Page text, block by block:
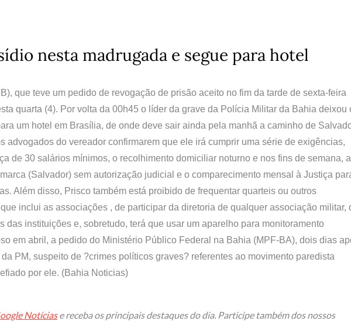
nesta madrugada e segue para hotel
que teve um pedido de revogação de prisão aceito no fim da tarde de sexta-feira
quarta (4). Por volta da 00h45 o líder da grave da Polícia Militar da Bahia deixou
um hotel em Brasília, de onde deve sair ainda pela manhã a caminho de
advogados do vereador confirmarem que ele irá cumprir uma série de exigências,
de 30 salários mínimos, o recolhimento domiciliar noturno e nos fins de semana, a
(Salvador) sem autorização judicial e o comparecimento mensal à Justiça
Além disso, Prisco também está proibido de frequentar quarteis ou outros
inclui as associações , de participar da diretoria de qualquer associação militar,
das instituições e, sobretudo, terá que usar um aparelho para monitoramento
em abril, a pedido do Ministério Público Federal na Bahia (MPF-BA), dois dias
PM, suspeito de ?crimes políticos graves? referentes ao movimento paredista
por ele. (Bahia Noticias)
Notíciase receba os principais destaques do dia. Participe também dos nossos